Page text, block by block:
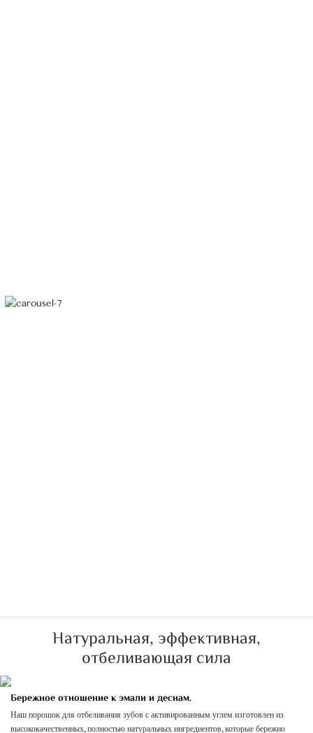
Натуральная, эффективная,
отбеливающая сила
Бережное отношение к эмали и деснам.
Наш порошок для отбеливания зубов с активированным углем изготовлен из
высококачественных, полностью натуральных ингредиентов, которые бережно